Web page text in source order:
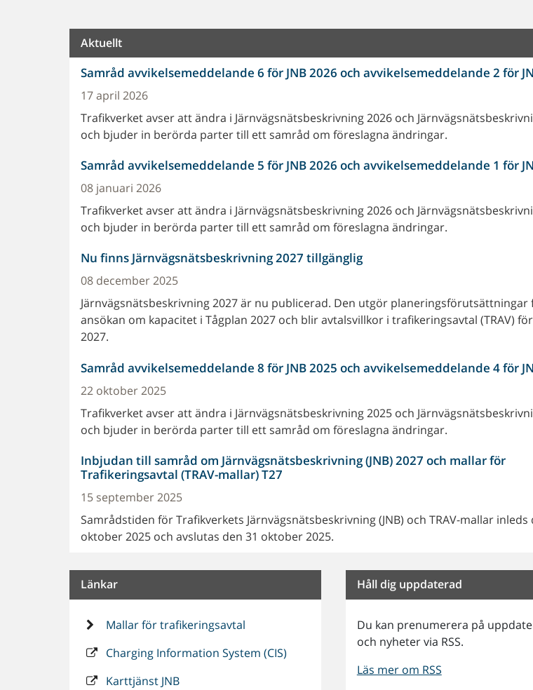
Aktuellt
Samråd avvikelsemeddelande 6 för JNB 2026 och avvikelsemeddelande 2 för
17 april 2026
Trafikverket avser att ändra i Järnvägsnätsbeskrivning 2026 och
och bjuder in berörda parter till ett samråd om föreslagna ändringar.
Samråd avvikelsemeddelande 5 för JNB 2026 och avvikelsemeddelande 1 för
08 januari 2026
Trafikverket avser att ändra i Järnvägsnätsbeskrivning 2026 och
och bjuder in berörda parter till ett samråd om föreslagna ändringar.
Nu finns Järnvägsnätsbeskrivning 2027 tillgänglig
08 december 2025
Järnvägsnätsbeskrivning 2027 är nu publicerad. Den utgör planeringsförutsättningar
ansökan om kapacitet i Tågplan 2027 och blir avtalsvillkor i trafikeringsavtal (TRAV)
2027.
Samråd avvikelsemeddelande 8 för JNB 2025 och avvikelsemeddelande 4 för
22 oktober 2025
Trafikverket avser att ändra i Järnvägsnätsbeskrivning 2025 och
och bjuder in berörda parter till ett samråd om föreslagna ändringar.
Inbjudan till samråd om Järnvägsnätsbeskrivning (JNB) 2027 och mallar för
Trafikeringsavtal (TRAV-mallar) T27
15 september 2025
Samrådstiden för Trafikverkets Järnvägsnätsbeskrivning (JNB) och TRAV-mallar inleds
oktober 2025 och avslutas den 31 oktober 2025.
Länkar
Mallar för trafikeringsavtal
Charging Information System (CIS)
Karttjänst JNB
Håll dig uppdaterad
Du kan prenumerera på
och nyheter via RSS.
Läs mer om RSS